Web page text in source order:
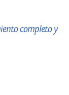
completo y